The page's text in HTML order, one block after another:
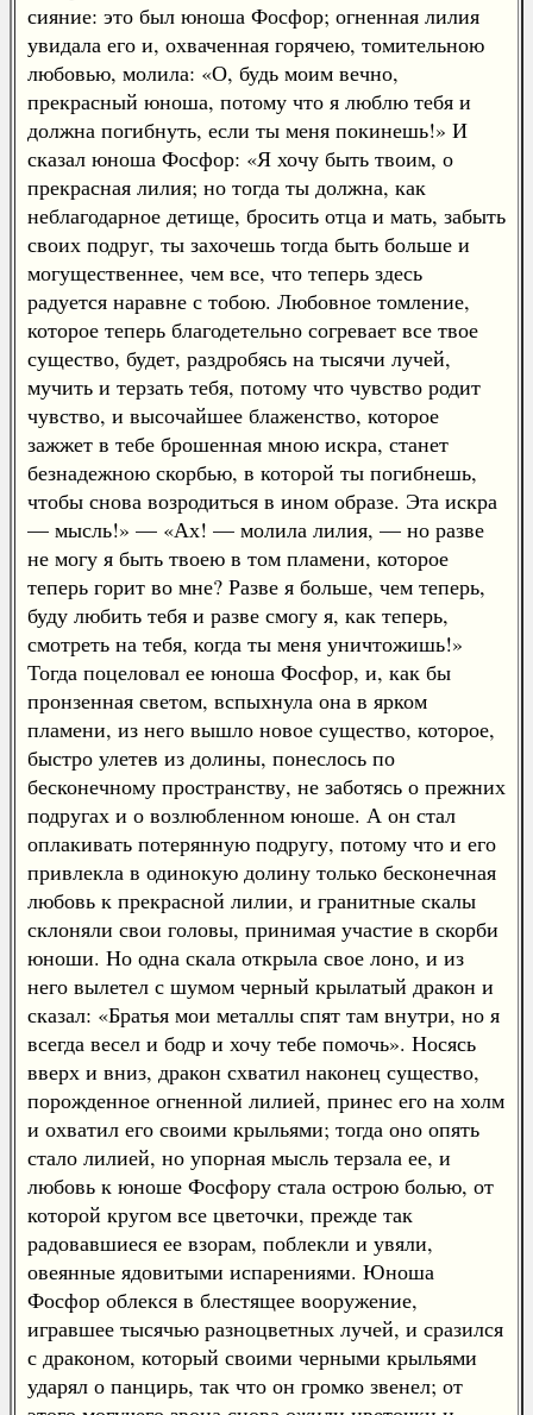
сияние: это был юноша Фосфор; огненная лилия
увидала его и, охваченная горячею, томительною
любовью, молила: «О, будь моим вечно,
прекрасный юноша, потому что я люблю тебя и
должна погибнуть, если ты меня покинешь!» И
сказал юноша Фосфор: «Я хочу быть твоим, о
прекрасная лилия; но тогда ты должна, как
неблагодарное детище, бросить отца и мать, забыть
своих подруг, ты захочешь тогда быть больше и
могущественнее, чем все, что теперь здесь
радуется наравне с тобою. Любовное томление,
которое теперь благодетельно согревает все твое
существо, будет, раздробясь на тысячи лучей,
мучить и терзать тебя, потому что чувство родит
чувство, и высочайшее блаженство, которое
зажжет в тебе брошенная мною искра, станет
безнадежною скорбью, в которой ты погибнешь,
чтобы снова возродиться в ином образе. Эта искра
— мысль!» — «Ах! — молила лилия, — но разве
не могу я быть твоею в том пламени, которое
теперь горит во мне? Разве я больше, чем теперь,
буду любить тебя и разве смогу я, как теперь,
смотреть на тебя, когда ты меня уничтожишь!»
Тогда поцеловал ее юноша Фосфор, и, как бы
пронзенная светом, вспыхнула она в ярком
пламени, из него вышло новое существо, которое,
быстро улетев из долины, понеслось по
бесконечному пространству, не заботясь о прежних
подругах и о возлюбленном юноше. А он стал
оплакивать потерянную подругу, потому что и его
привлекла в одинокую долину только бесконечная
любовь к прекрасной лилии, и гранитные скалы
склоняли свои головы, принимая участие в скорби
юноши. Но одна скала открыла свое лоно, и из
него вылетел с шумом черный крылатый дракон и
сказал: «Братья мои металлы спят там внутри, но я
всегда весел и бодр и хочу тебе помочь». Носясь
вверх и вниз, дракон схватил наконец существо,
порожденное огненной лилией, принес его на холм
и охватил его своими крыльями; тогда оно опять
стало лилией, но упорная мысль терзала ее, и
любовь к юноше Фосфору стала острою болью, от
которой кругом все цветочки, прежде так
радовавшиеся ее взорам, поблекли и увяли,
овеянные ядовитыми испарениями. Юноша
Фосфор облекся в блестящее вооружение,
игравшее тысячью разноцветных лучей, и сразился
с драконом, который своими черными крыльями
ударял о панцирь, так что он громко звенел; от